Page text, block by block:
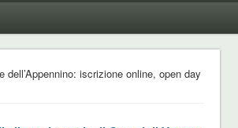
dell’Appennino: iscrizione online, open day